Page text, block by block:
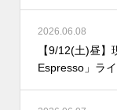
2026.06.08
【9/12(土)昼
Espresso」ラ